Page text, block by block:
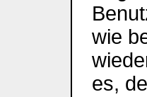
wie
es,